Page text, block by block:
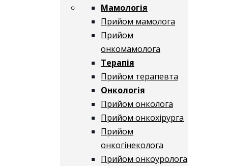
Мамологія
Прийом мамолога
Прийом
онкомамолога
Терапія
Прийом терапевта
Онкологія
Прийом онколога
Прийом онкохірурга
Прийом
онкогінеколога
Прийом онкоуролога